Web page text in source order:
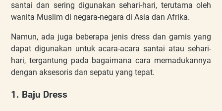
santai dan sering digunakan sehari-hari, terutama oleh
wanita Muslim di negara-negara di Asia dan Afrika.
Namun, ada juga beberapa jenis dress dan gamis yang
dapat digunakan untuk acara-acara santai atau sehari-
hari, tergantung pada bagaimana cara memadukannya
dengan aksesoris dan sepatu yang tepat.
1. Baju Dress